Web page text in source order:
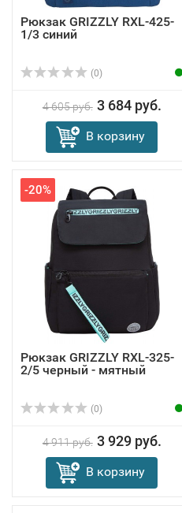
Рюкзак GRIZZLY RXL-425-
1/3 синий
(0)
4 605 руб. 3 684 руб.
В корзину
-20%
Рюкзак GRIZZLY RXL-325-
2/5 черный - мятный
(0)
4 911 руб. 3 929 руб.
В корзину